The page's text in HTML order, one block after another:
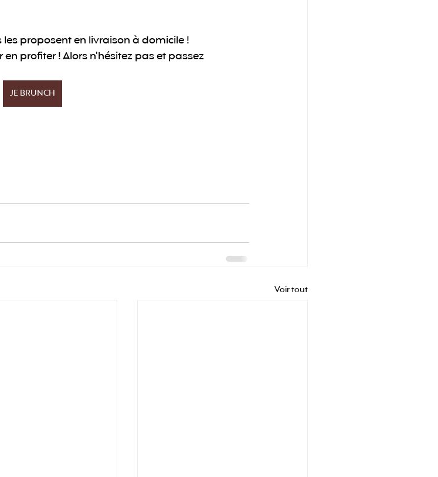
proposent en livraison à domicile !
profiter ! Alors n'hésitez pas et passez
JE BRUNCH
Voir tout